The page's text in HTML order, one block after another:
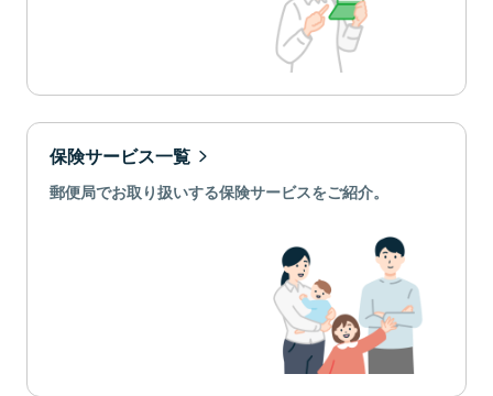
保険サービス一覧
郵便局でお取り扱いする保険サービスをご紹介。